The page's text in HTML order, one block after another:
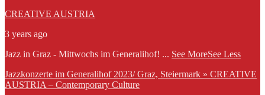
CREATIVE AUSTRIA
3 years ago
Jazz in Graz - Mittwochs im Generalihof! ... See MoreSee Less
Jazzkonzerte im Generalihof 2023/ Graz, Steiermark » CREATIVE
AUSTRIA – Contemporary Culture